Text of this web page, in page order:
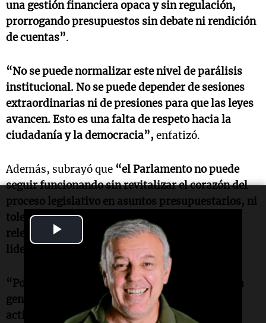
Video
una gestión financiera opaca y sin regulación,
prorrogando presupuestos sin debate ni rendición
de cuentas”.
“No se puede normalizar este nivel de parálisis
institucional. No se puede depender de sesiones
extraordinarias ni de presiones para que las leyes
avancen. Esto es una falta de respeto hacia la
ciudadanía y la democracia”, enfatizó.
Además, subrayó que “el Parlamento no puede
seguir funcionando sin revitalizar el corazón del
proceso legislativo en asuntos presupuestarios, ni
tolerar que decisiones estratégicas queden
relegadas por la inacción de quien debe
liderarlas”.
“Por ello, solicitamos la remoción de Espert. La
gente necesita una Comisión de Presupuesto
activa. Hay proyectos urgentes que no pueden